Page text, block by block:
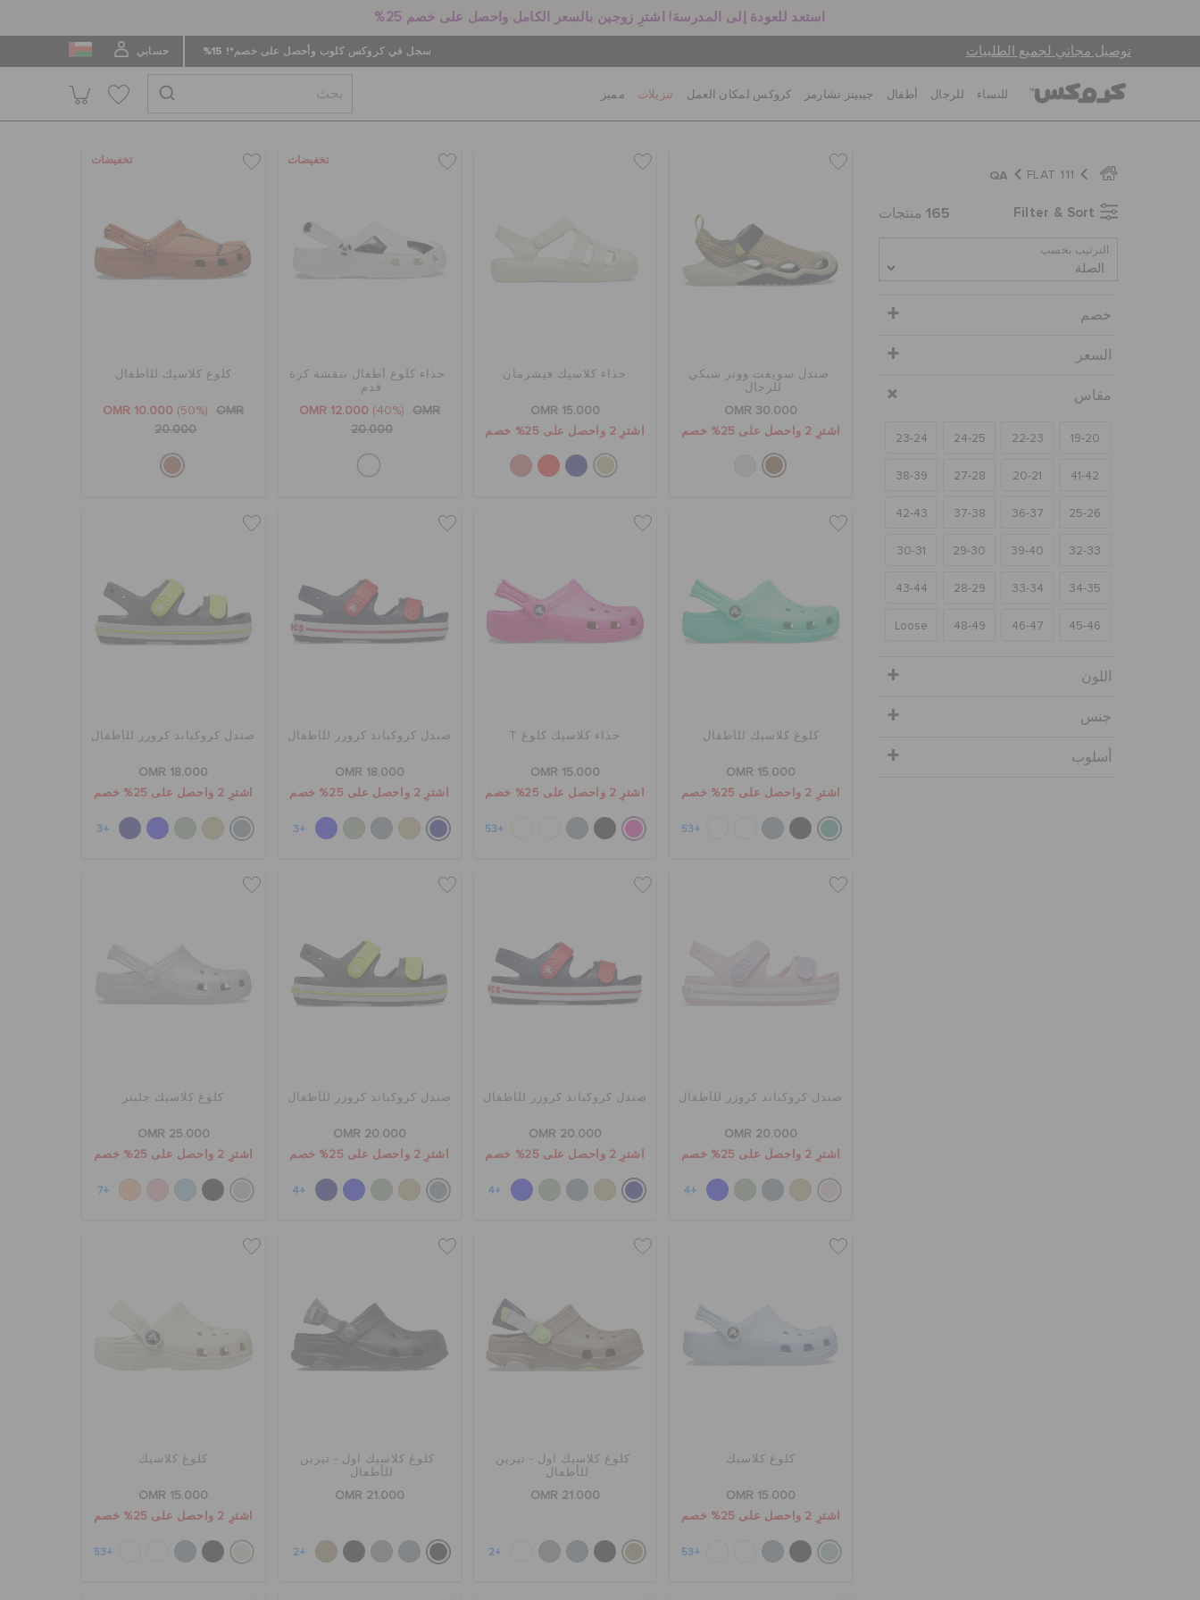
استعد للعودة إلى المدرسة! اشترِ زوجين بالسعر الكامل واحصل على خصم 25%
توصيل مجاني لجميع الطلبيات سجل في كروكس كلوب وأحصل على خصم*! 15% حسابي
للنساء للرجال أطفال جيبيتز تشارمز كروكس لمكان العمل تنزيلات مميز
FLAT 111
QA
Filter & Sort
165 منتجات
الترتيب بحسب
خصم
السعر
مقاس
19-20
22-23
24-25
23-24
41-42
20-21
27-28
38-39
25-26
36-37
37-38
42-43
32-33
39-40
29-30
30-31
34-35
33-34
28-29
43-44
45-46
46-47
48-49
Loose
اللون
جنس
أسلوب
صندل سويفت ووتر شبكي
للرجال
OMR 30.000
اشترِ 2 واحصل على 25% خصم
حذاء كلاسيك فيشرمان
OMR 15.000
اشترِ 2 واحصل على 25% خصم
تخفيضات
حذاء كلوغ أطفال بنقشة كرة
قدم
OMR 12.000 (40%)
OMR
20.000
تخفيضات
كلوغ كلاسيك للأطفال
OMR 10.000 (50%)
OMR
20.000
كلوغ كلاسيك للأطفال
OMR 15.000
اشترِ 2 واحصل على 25% خصم
+53
حذاء كلاسيك كلوغ T
OMR 15.000
اشترِ 2 واحصل على 25% خصم
+53
صندل كروكباند كروزر للأطفال
OMR 18.000
اشترِ 2 واحصل على 25% خصم
+3
صندل كروكباند كروزر للأطفال
OMR 18.000
اشترِ 2 واحصل على 25% خصم
+3
صندل كروكباند كروزر للأطفال
OMR 20.000
اشترِ 2 واحصل على 25% خصم
+4
صندل كروكباند كروزر للأطفال
OMR 20.000
اشترِ 2 واحصل على 25% خصم
+4
صندل كروكباند كروزر للأطفال
OMR 20.000
اشترِ 2 واحصل على 25% خصم
+4
كلوغ كلاسيك جليتر
OMR 25.000
اشترِ 2 واحصل على 25% خصم
+7
كلوغ كلاسيك
OMR 15.000
اشترِ 2 واحصل على 25% خصم
+53
كلوغ كلاسيك اول - تيرين
للأطفال
OMR 21.000
+2
كلوغ كلاسيك اول - تيرين
للأطفال
OMR 21.000
+2
كلوغ كلاسيك
OMR 15.000
اشترِ 2 واحصل على 25% خصم
+53